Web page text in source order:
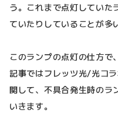
う。これまで点灯していた
ていたりしていることが多
このランプの点灯の仕方で
記事ではフレッツ光/光コ
関して、不具合発生時のラ
いきます。